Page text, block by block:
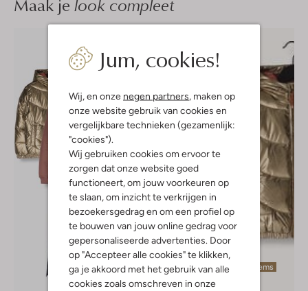
Jum, cookies!
Wij, en onze negen partners , maken op
onze website gebruik van cookies en
vergelijkbare technieken (gezamenlijk:
"cookies").
Wij gebruiken cookies om ervoor te
zorgen dat onze website goed
functioneert, om jouw voorkeuren op
te slaan, om inzicht te verkrijgen in
bezoekersgedrag en om een profiel op
te bouwen van jouw online gedrag voor
gepersonaliseerde advertenties. Door
op "Accepteer alle cookies" te klikken,
ga je akkoord met het gebruik van alle
cookies zoals omschreven in onze
Maak je look compleet
Laatste items